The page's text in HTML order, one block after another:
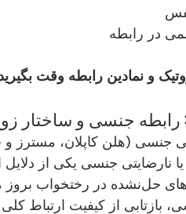
در رابطه
و نمادین رابطه وقت
رابطه جنسی و ساختار
نارضایتی جنسی یکی از
بازتابی از کیفیت ارتباط